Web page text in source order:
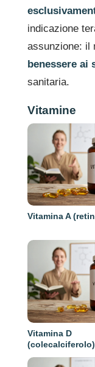
indicazione
assunzione: il
benessere ai
sanitaria.
Vitamine
Vitamina A
Vitamina D
(colecalciferolo)